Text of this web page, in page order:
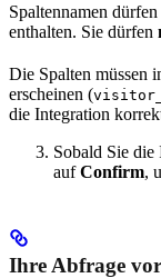
Spaltennamen
enthalten. Sie dürfen
Die Spalten müssen
erscheinen (
die Integration
Sobald Sie die
aufConfirm,
Ihre Abfrage